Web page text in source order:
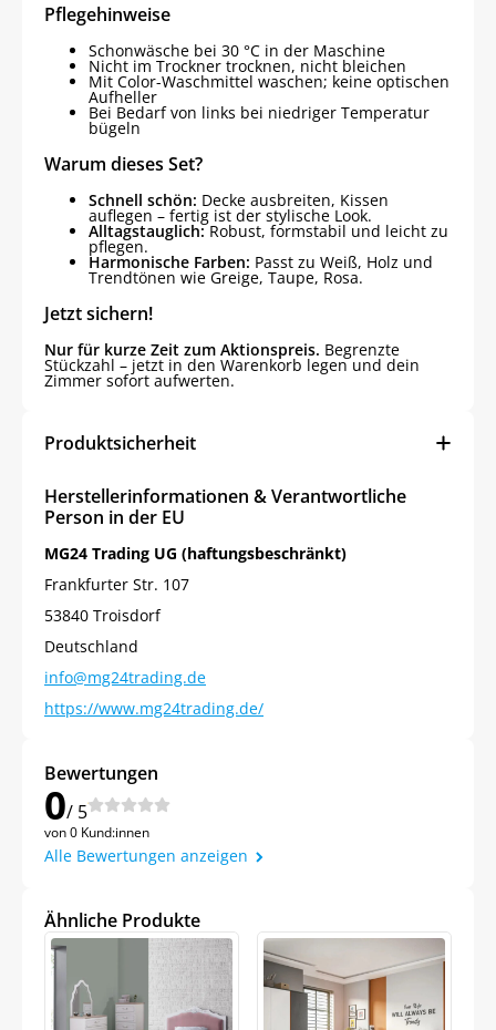
Pflegehinweise
Schonwäsche bei 30 °C in der Maschine
Nicht im Trockner trocknen, nicht bleichen
Mit Color-Waschmittel waschen; keine optischen
Aufheller
Bei Bedarf von links bei niedriger Temperatur
bügeln
Warum dieses Set?
Schnell schön: Decke ausbreiten, Kissen
auflegen – fertig ist der stylische Look.
Alltagstauglich:Robust, formstabil und leicht zu
pflegen.
Harmonische Farben: Passt zu Weiß, Holz und
Trendtönen wie Greige, Taupe, Rosa.
Jetzt sichern!
Nur für kurze Zeit zum Aktionspreis. Begrenzte
Stückzahl – jetzt in den Warenkorb legen und dein
Zimmer sofort aufwerten.
Produktsicherheit
Herstellerinformationen & Verantwortliche
Person in der EU
MG24 Trading UG (haftungsbeschränkt)
Frankfurter Str. 107
53840 Troisdorf
Deutschland
info@mg24trading.de
https://www.mg24trading.de/
Bewertungen
0/ 5
von 0 Kund:innen
Alle Bewertungen anzeigen
Ähnliche Produkte